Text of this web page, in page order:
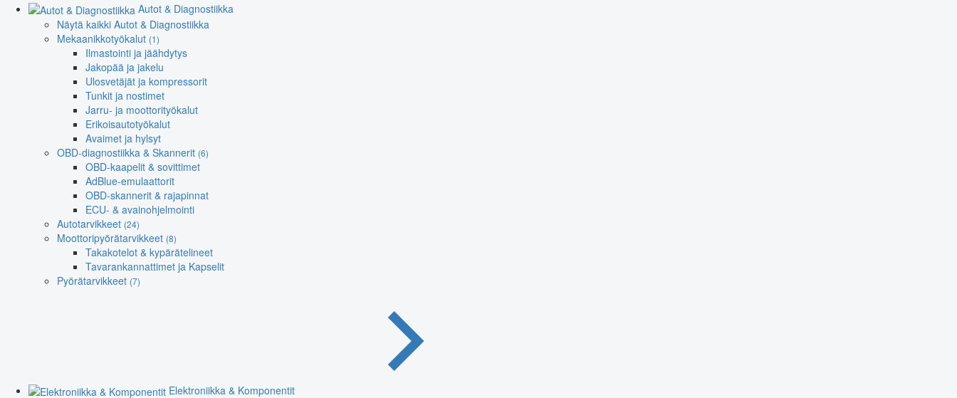
Autot & Diagnostiikka
Näytä kaikki Autot & Diagnostiikka
Mekaanikkotyökalut (1)
Ilmastointi ja jäähdytys
Jakopää ja jakelu
Ulosvetäjät ja kompressorit
Tunkit ja nostimet
Jarru- ja moottorityökalut
Erikoisautotyökalut
Avaimet ja hylsyt
OBD-diagnostiikka & Skannerit (6)
OBD-kaapelit & sovittimet
AdBlue-emulaattorit
OBD-skannerit & rajapinnat
ECU- & avainohjelmointi
Autotarvikkeet (24)
Moottoripyörätarvikkeet (8)
Takakotelot & kypärätelineet
Tavarankannattimet ja Kapselit
Pyörätarvikkeet (7)
Elektroniikka & Komponentit